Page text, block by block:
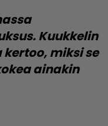
Kuukkelin
miksi se
ainakin